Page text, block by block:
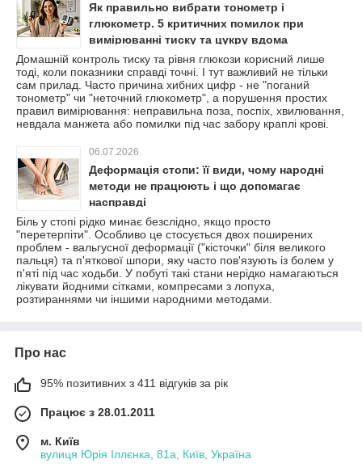
Як правильно вибрати тонометр і
глюкометр. 5 критичних помилок при
вимірюванні тиску та цукру вдома
Домашній контроль тиску та рівня глюкози корисний лише
тоді, коли показники справді точні. І тут важливий не тільки
сам прилад. Часто причина хибних цифр - не "поганий
тонометр" чи "неточний глюкометр", а порушення простих
правил вимірювання: неправильна поза, поспіх, хвилювання,
невдала манжета або помилки під час забору краплі крові.
06.07.2026
Деформація стопи: її види, чому народні
методи не працюють і що допомагає
насправді
Біль у стопі рідко минає безслідно, якщо просто
"перетерпіти". Особливо це стосується двох поширених
проблем - вальгусної деформації ("кісточки" біля великого
пальця) та п'яткової шпори, яку часто пов'язують із болем у
п'яті під час ходьби. У побуті такі стани нерідко намагаються
лікувати йодними сітками, компресами з лопуха,
розтираннями чи іншими народними методами.
Про нас
95% позитивних з 411 відгуків за рік
Працює з 28.01.2011
м. Київ
вулиця Юрія Іллєнка, 81а, Київ, Україна